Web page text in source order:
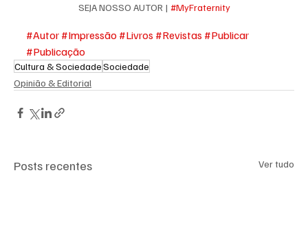
SEJA NOSSO AUTOR | #MyFraternity
#Autor #Impressão #Livros #Revistas #Publicar
#Publicação
Cultura & SociedadeSociedade
Opinião & Editorial
Posts recentes Ver tudo